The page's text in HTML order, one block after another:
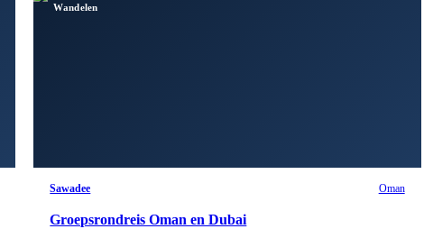
Wandelen
Sawadee Oman
Groepsrondreis Oman en Dubai